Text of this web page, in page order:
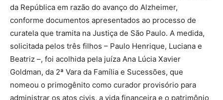
da República em razão do avanço do Alzheimer,
conforme documentos apresentados ao processo de
curatela que tramita na Justiça de São Paulo. A medida,
solicitada pelos três filhos – Paulo Henrique, Luciana e
Beatriz –, foi acolhida pela juíza Ana Lúcia Xavier
Goldman, da 2ª Vara da Família e Sucessões, que
nomeou o primogênito como curador provisório para
administrar os atos civis, a vida financeira e o patrimônio